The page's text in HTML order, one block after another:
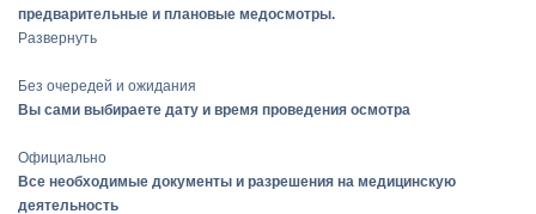
предварительные и плановые медосмотры.
Развернуть
Без очередей и ожидания
Вы сами выбираете дату и время проведения осмотра
Официально
Все необходимые документы и разрешения на медицинскую
деятельность